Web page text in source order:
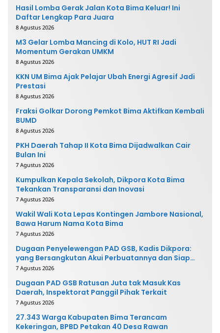
Hasil Lomba Gerak Jalan Kota Bima Keluar! Ini
Daftar Lengkap Para Juara
8 Agustus 2026
M3 Gelar Lomba Mancing di Kolo, HUT RI Jadi
Momentum Gerakan UMKM
8 Agustus 2026
KKN UM Bima Ajak Pelajar Ubah Energi Agresif Jadi
Prestasi
8 Agustus 2026
Fraksi Golkar Dorong Pemkot Bima Aktifkan Kembali
BUMD
8 Agustus 2026
PKH Daerah Tahap II Kota Bima Dijadwalkan Cair
Bulan Ini
7 Agustus 2026
Kumpulkan Kepala Sekolah, Dikpora Kota Bima
Tekankan Transparansi dan Inovasi
7 Agustus 2026
Wakil Wali Kota Lepas Kontingen Jambore Nasional,
Bawa Harum Nama Kota Bima
7 Agustus 2026
Dugaan Penyelewengan PAD GSB, Kadis Dikpora:
yang Bersangkutan Akui Perbuatannya dan Siap
Mengembalikan Uang
7 Agustus 2026
Dugaan PAD GSB Ratusan Juta tak Masuk Kas
Daerah, Inspektorat Panggil Pihak Terkait
7 Agustus 2026
27.343 Warga Kabupaten Bima Terancam
Kekeringan, BPBD Petakan 40 Desa Rawan